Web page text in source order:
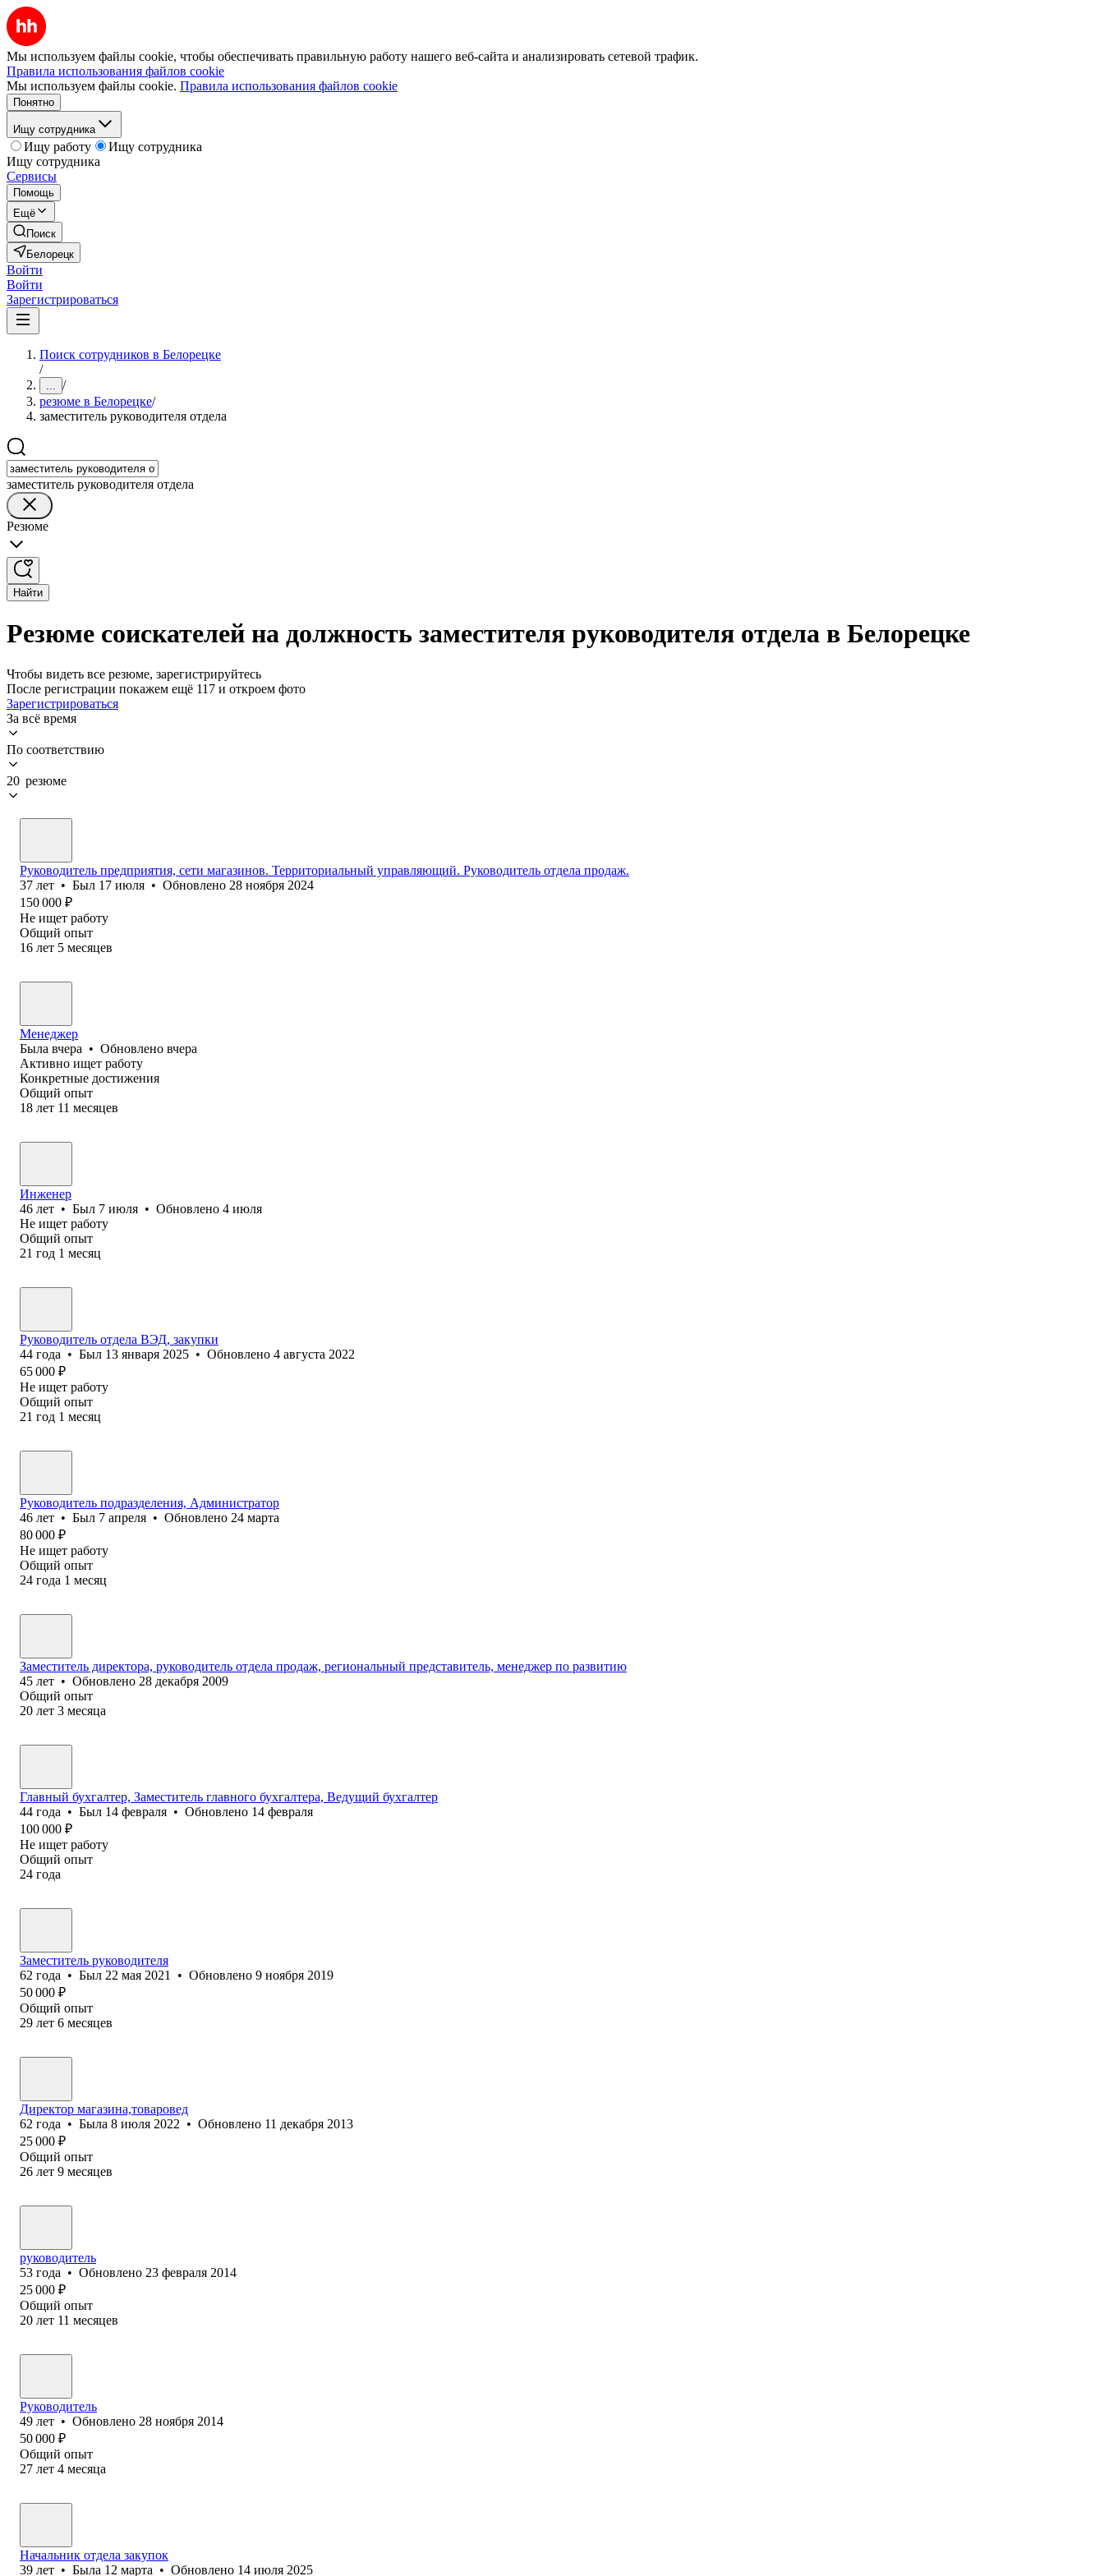
Мы используем файлы cookie, чтобы обеспечивать правильную работу нашего веб-сайта и анализировать сетевой трафик.
Правила использования файлов cookie
Мы используем файлы cookie. Правила использования файлов cookie
Понятно
Ищу сотрудника
Ищу работу
Ищу сотрудника
Ищу сотрудника
Сервисы
Помощь
Ещё
Поиск
Белорецк
Войти
Войти
Зарегистрироваться
Поиск сотрудников в Белорецке
/
... /
резюме в Белорецке/
заместитель руководителя отдела
заместитель руководителя отдела
Резюме
Найти
Резюме соискателей на должность заместителя руководителя отдела в Белорецке
Чтобы видеть все резюме, зарегистрируйтесь
После регистрации покажем ещё 117 и откроем фото
Зарегистрироваться
За всё время
По соответствию
20 резюме
Руководитель предприятия, сети магазинов. Территориальный управляющий. Руководитель отдела продаж.
37 лет • Был 17 июля • Обновлено 28 ноября 2024
150 000 ₽
Не ищет работу
Общий опыт
16 лет 5 месяцев
Менеджер
Была вчера • Обновлено вчера
Активно ищет работу
Конкретные достижения
Общий опыт
18 лет 11 месяцев
Инженер
46 лет • Был 7 июля • Обновлено 4 июля
Не ищет работу
Общий опыт
21 год 1 месяц
Руководитель отдела ВЭД, закупки
44 года • Был 13 января 2025 • Обновлено 4 августа 2022
65 000 ₽
Не ищет работу
Общий опыт
21 год 1 месяц
Руководитель подразделения, Администратор
46 лет • Был 7 апреля • Обновлено 24 марта
80 000 ₽
Не ищет работу
Общий опыт
24 года 1 месяц
Заместитель директора, руководитель отдела продаж, региональный представитель, менеджер по развитию
45 лет • Обновлено 28 декабря 2009
Общий опыт
20 лет 3 месяца
Главный бухгалтер, Заместитель главного бухгалтера, Ведущий бухгалтер
44 года • Был 14 февраля • Обновлено 14 февраля
100 000 ₽
Не ищет работу
Общий опыт
24 года
Заместитель руководителя
62 года • Был 22 мая 2021 • Обновлено 9 ноября 2019
50 000 ₽
Общий опыт
29 лет 6 месяцев
Директор магазина,товаровед
62 года • Была 8 июля 2022 • Обновлено 11 декабря 2013
25 000 ₽
Общий опыт
26 лет 9 месяцев
руководитель
53 года • Обновлено 23 февраля 2014
25 000 ₽
Общий опыт
20 лет 11 месяцев
Руководитель
49 лет • Обновлено 28 ноября 2014
50 000 ₽
Общий опыт
27 лет 4 месяца
Начальник отдела закупок
39 лет • Была 12 марта • Обновлено 14 июля 2025